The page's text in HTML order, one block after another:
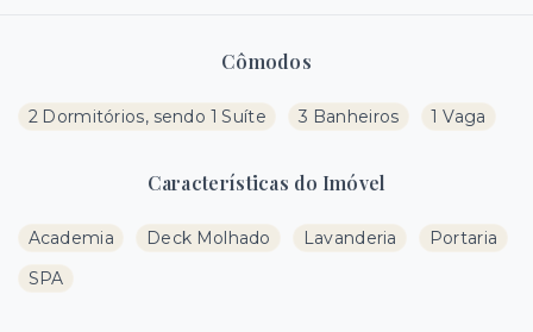
Cômodos
2 Dormitórios, sendo 1 Suíte 3 Banheiros 1 Vaga
Características do Imóvel
Academia Deck Molhado Lavanderia
Portaria
SPA